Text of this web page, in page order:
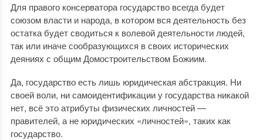
Для правого консерватора государство всегда будет
союзом власти и народа, в котором вся деятельность без
остатка будет сводиться к волевой деятельности людей,
так или иначе сообразующихся в своих исторических
деяниях с общим Домостроительством Божиим.
Да, государство есть лишь юридическая абстракция. Ни
своей воли, ни самоидентификации у государства никакой
нет, всё это атрибуты физических личностей —
правителей, а не юридических «личностей», таких как
государство.